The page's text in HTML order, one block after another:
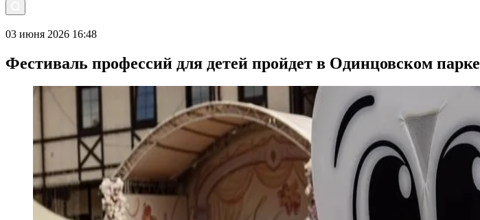
03 июня 2026 16:48
Фестиваль профессий для детей пройдет в Одинцовском парке